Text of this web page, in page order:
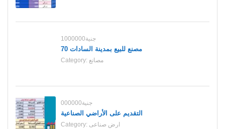
1000000جنية
70 مصنع للبيع بمدينة السادات
Category: مصانع
000000جنية
التقديم على الأراضي الصناعية
Category: ارض صناعى